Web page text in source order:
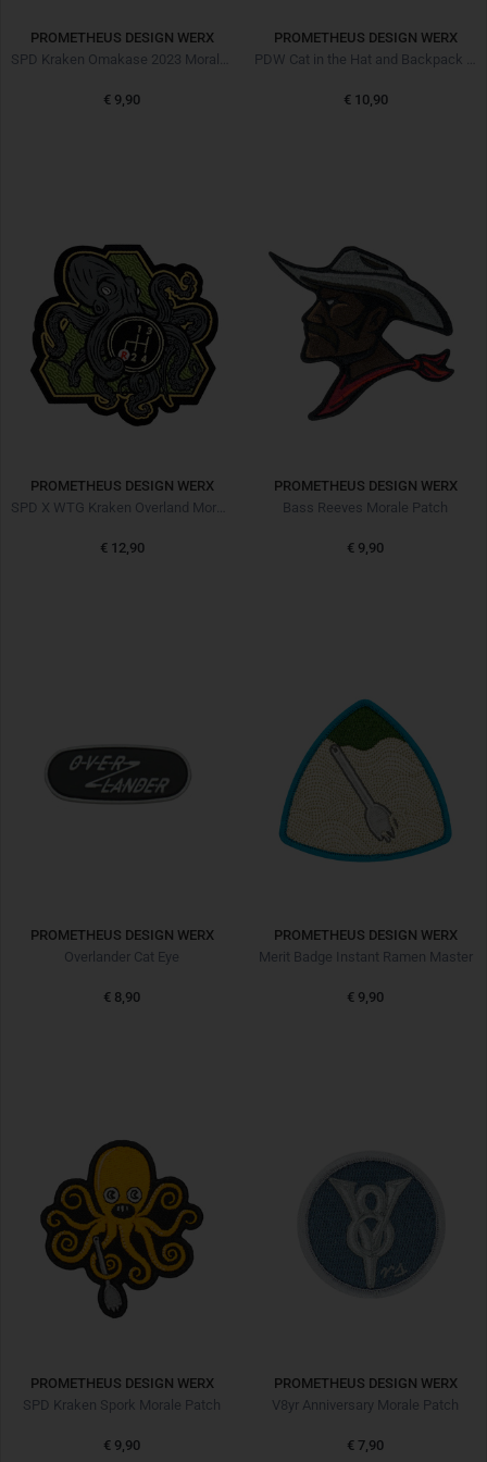
PROMETHEUS DESIGN WERX
€ 9,90
PROMETHEUS DESIGN WERX
€ 10,90
PROMETHEUS DESIGN WERX
SPD X WTG Kraken Overland Morale Patch
€ 12,90
PROMETHEUS DESIGN WERX
Bass Reeves Morale Patch
€ 9,90
PROMETHEUS DESIGN WERX
Overlander Cat Eye
€ 8,90
PROMETHEUS DESIGN WERX
Merit Badge Instant Ramen Master
€ 9,90
PROMETHEUS DESIGN WERX
SPD Kraken Spork Morale Patch
€ 9,90
PROMETHEUS DESIGN WERX
V8yr Anniversary Morale Patch
€ 7,90